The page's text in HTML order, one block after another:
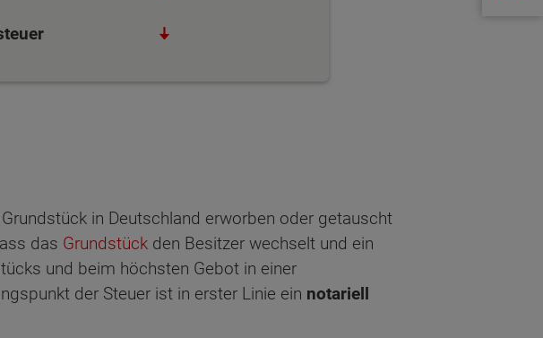
in Deutschland erworben oder getauscht
das Grundstück den Besitzer wechselt und ein
und beim höchsten Gebot in einer
der Steuer ist in erster Linie ein notariell